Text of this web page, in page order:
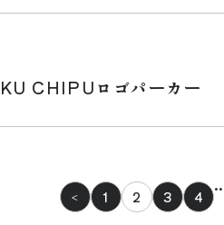
CHIPUロゴパーカー
< 1 2 3 4